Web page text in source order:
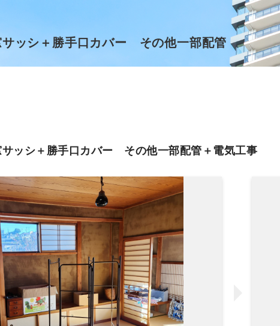
ッシ＋勝手口カバー その他一部配管
ッシ＋勝手口カバー その他一部配管＋電気工事